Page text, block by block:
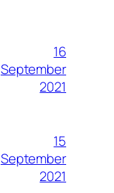
16
September
2021
15
September
2021